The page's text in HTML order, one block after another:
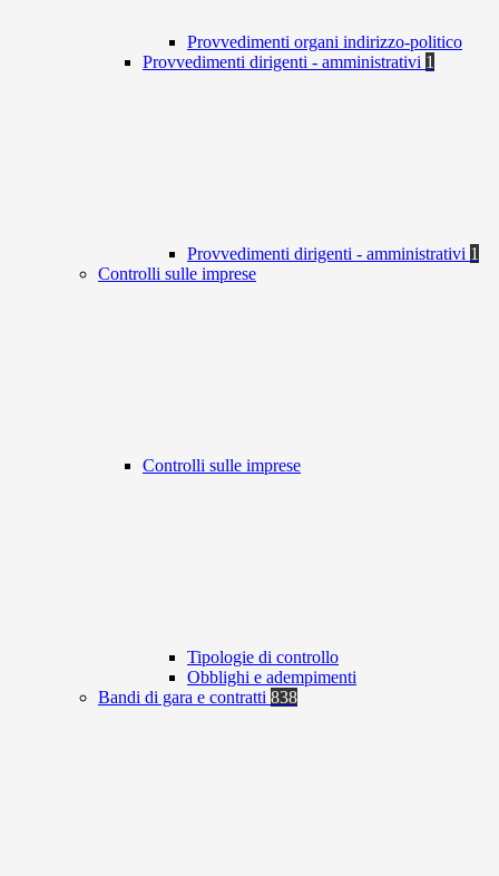
Provvedimenti organi indirizzo-politico
Provvedimenti dirigenti - amministrativi 1
Provvedimenti dirigenti - amministrativi 1
Controlli sulle imprese
Controlli sulle imprese
Tipologie di controllo
Obblighi e adempimenti
Bandi di gara e contratti 838